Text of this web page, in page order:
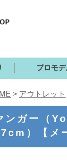
プロモ
> アウトレット
ンガー（
）【メ